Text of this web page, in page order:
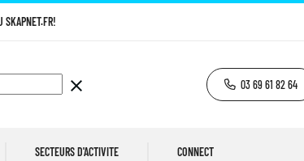
SKAPNET.FR!
clear 03 69 61 82 64
SECTEURS D'ACTIVITE CONNECT